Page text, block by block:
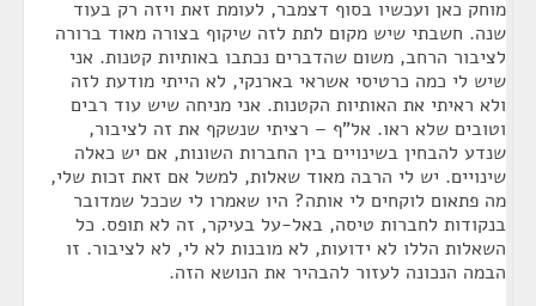
מוחק כאן ועכשיו בסוף דצמבר, לעומת זאת ויזה רק בעוד
שנה. חשבתי שיש מקום לתת לזה שיקוף בצורה מאוד ברורה
לציבור הרחב, משום שהדברים נכתבו באותיות קטנות. אני
שיש לי כמה כרטיסי אשראי בארנקי, לא הייתי מודעת לזה
ולא ראיתי את האותיות הקטנות. אני מניחה שיש עוד רבים
וטובים שלא ראו. אל"ף – רציתי שנשקף את זה לציבור,
שנדע להבחין בשינויים בין החברות השונות, אם יש כאלה
שינויים. יש לי הרבה מאוד שאלות, למשל אם זאת זכות שלי,
מה פתאום לוקחים לי אותה? היו שאמרו לי שככל שמדובר
בנקודות לחברות טיסה, באל-על בעיקר, זה לא תופס. כל
השאלות הללו לא ידועות, לא מובנות לא לי, לא לציבור. זו
הבמה הנכונה לעזור להבהיר את הנושא הזה.